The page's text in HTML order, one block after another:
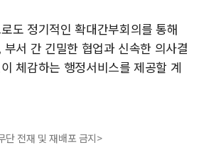
도 정기적인 확대간부회의를 통해
서 간 긴밀한 협업과 신속한 의사결
체감하는 행정서비스를 제공할 계
전재 및 재배포 금지>